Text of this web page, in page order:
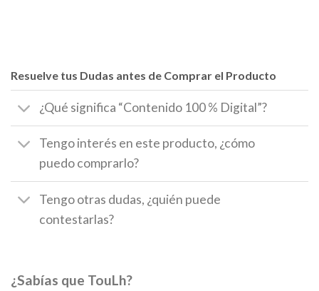
Resuelve tus Dudas antes de Comprar el Producto
¿Qué significa “Contenido 100 % Digital”?
Tengo interés en este producto, ¿cómo
puedo comprarlo?
Tengo otras dudas, ¿quién puede
contestarlas?
¿Sabías que TouLh?